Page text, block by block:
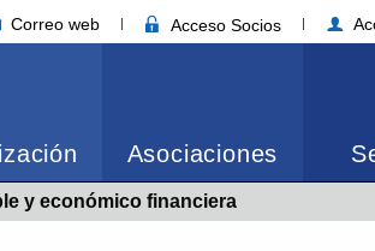
Correo web Acceso Socios
Asociaciones
y económico financiera